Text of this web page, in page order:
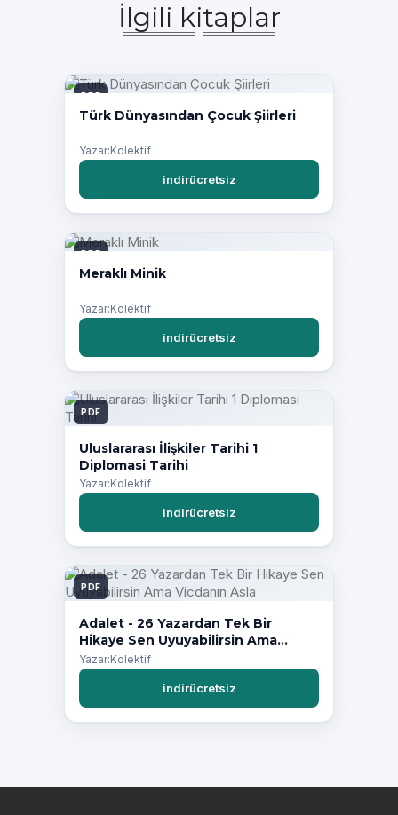
İlgili kitaplar
PDF
Türk Dünyasından Çocuk Şiirleri
Yazar:Kolektif
indirücretsiz
PDF
Meraklı Minik
Yazar:Kolektif
indirücretsiz
PDF
Uluslararası İlişkiler Tarihi 1
Diplomasi Tarihi
Yazar:Kolektif
indirücretsiz
PDF
Adalet - 26 Yazardan Tek Bir
Hikaye Sen Uyuyabilirsin Ama
Vicdanın Asla
Yazar:Kolektif
indirücretsiz